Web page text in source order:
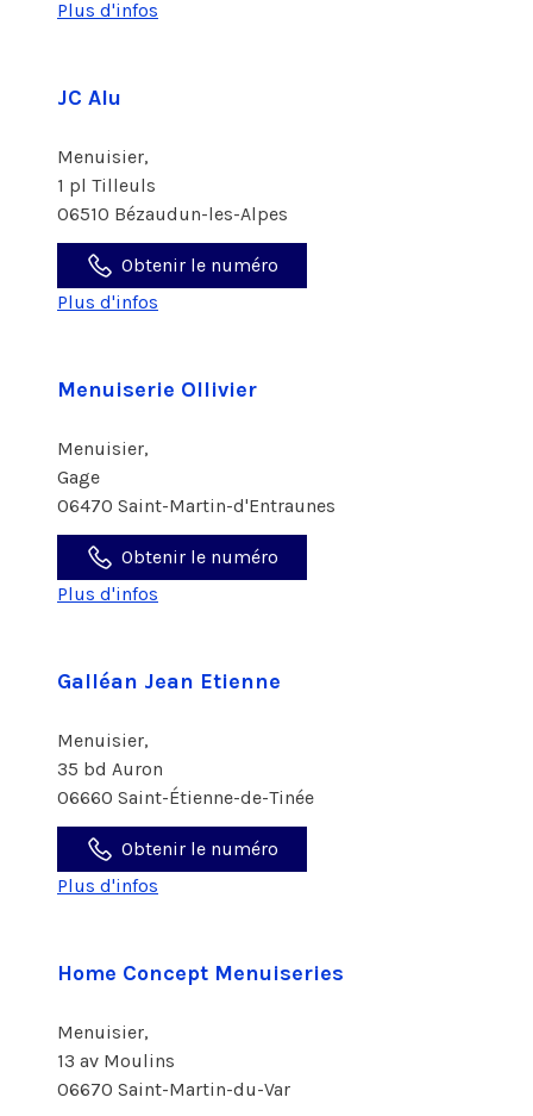
Plus d'infos
JC Alu
Menuisier,
1 pl Tilleuls
06510 Bézaudun-les-Alpes
Obtenir le numéro
Plus d'infos
Menuiserie Ollivier
Menuisier,
Gage
06470 Saint-Martin-d'Entraunes
Obtenir le numéro
Plus d'infos
Galléan Jean Etienne
Menuisier,
35 bd Auron
06660 Saint-Étienne-de-Tinée
Obtenir le numéro
Plus d'infos
Home Concept Menuiseries
Menuisier,
13 av Moulins
06670 Saint-Martin-du-Var